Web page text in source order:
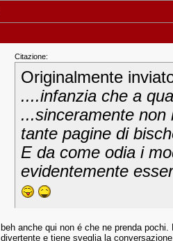
Citazione:
Originalmente
....infanzia che a
...sinceramente
tante pagine di
E da come odia i
evidentemente
beh anche qui non é che ne prenda
divertente e tiene sveglia la